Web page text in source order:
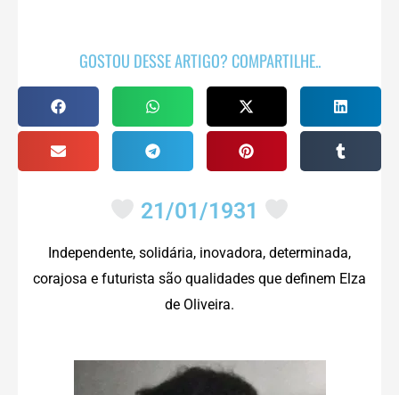
GOSTOU DESSE ARTIGO? COMPARTILHE..
21/01/1931
Independente, solidária, inovadora, determinada,
corajosa e futurista são qualidades que definem Elza
de Oliveira.